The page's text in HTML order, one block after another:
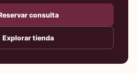
consulta
Explorar tienda